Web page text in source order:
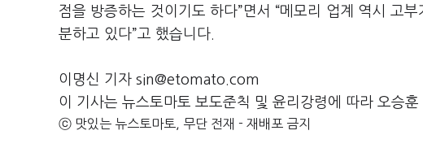
점을 방증하는 것이기도 하다”면서 “메모리 업계 역시 고
분하고 있다”고 했습니다.
이명신 기자 sin@etomato.com
이 기사는 뉴스토마토 보도준칙 및 윤리강령에 따라 오승
ⓒ 맛있는 뉴스토마토, 무단 전재 - 재배포 금지